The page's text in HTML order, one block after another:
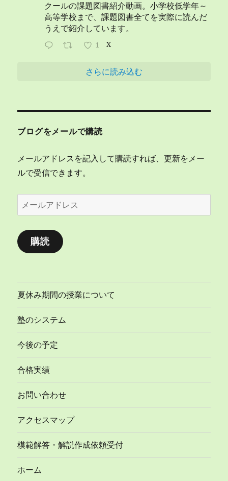
クールの課題図書紹介動画。小学校低学年～
高等学校まで、課題図書全てを実際に読んだ
うえで紹介しています。
1 X
さらに読み込む
ブログをメールで購読
メールアドレスを記入して購読すれば、更新をメー
ルで受信できます。
ー
ル
ア
購読
夏休み期間の授業について
塾のシステム
今後の予定
合格実績
お問い合わせ
アクセスマップ
模範解答・解説作成依頼受付
ホーム